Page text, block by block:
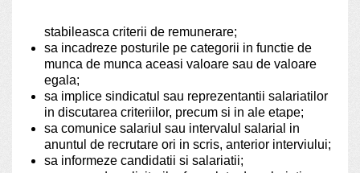
stabileasca criterii de remunerare;
sa incadreze posturile pe categorii in functie de
munca de munca aceasi valoare sau de valoare
egala;
sa implice sindicatul sau reprezentantii salariatilor
in discutarea criteriilor, precum si in ale etape;
sa comunice salariul sau intervalul salarial in
anuntul de recrutare ori in scris, anterior interviului;
sa informeze candidatii si salariatii;